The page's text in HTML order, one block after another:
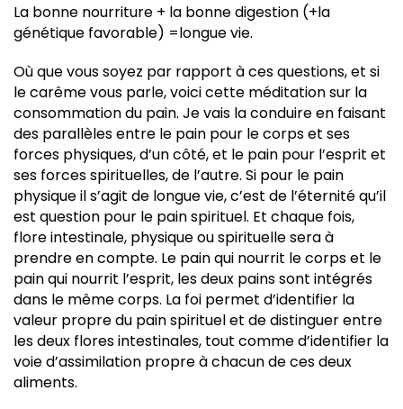
La bonne nourriture + la bonne digestion (+la
génétique favorable) =longue vie.
Où que vous soyez par rapport à ces questions, et si
le carême vous parle, voici cette méditation sur la
consommation du pain. Je vais la conduire en faisant
des parallèles entre le pain pour le corps et ses
forces physiques, d’un côté, et le pain pour l’esprit et
ses forces spirituelles, de l’autre. Si pour le pain
physique il s’agit de longue vie, c’est de l’éternité qu’il
est question pour le pain spirituel. Et chaque fois,
flore intestinale, physique ou spirituelle sera à
prendre en compte. Le pain qui nourrit le corps et le
pain qui nourrit l’esprit, les deux pains sont intégrés
dans le même corps. La foi permet d’identifier la
valeur propre du pain spirituel et de distinguer entre
les deux flores intestinales, tout comme d’identifier la
voie d’assimilation propre à chacun de ces deux
aliments.